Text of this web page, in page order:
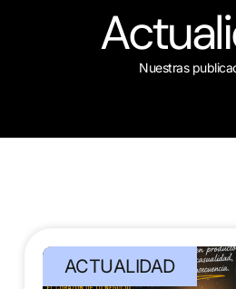
Nuestras
ACTUALIDAD